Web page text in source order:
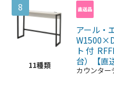
8
11種類
アール・
ト付
台）【直
カウンター